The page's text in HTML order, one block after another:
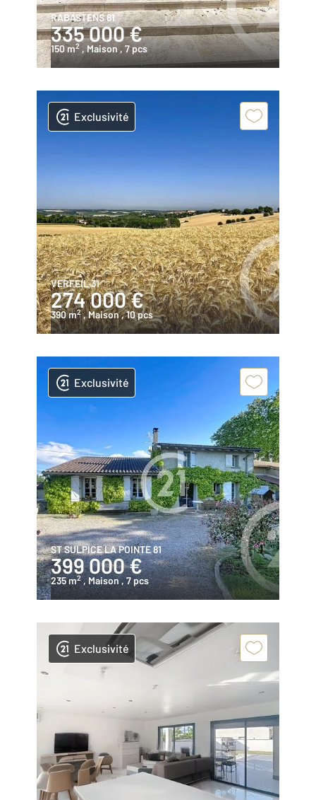
RABASTENS 81
335 000 €
150 m2 , Maison, 7 pcs
Exclusivité
VERFEIL 31
274 000 €
390 m2 , Maison, 10 pcs
Exclusivité
ST SULPICE LA POINTE 81
399 000 €
235 m2 , Maison, 7 pcs
Exclusivité